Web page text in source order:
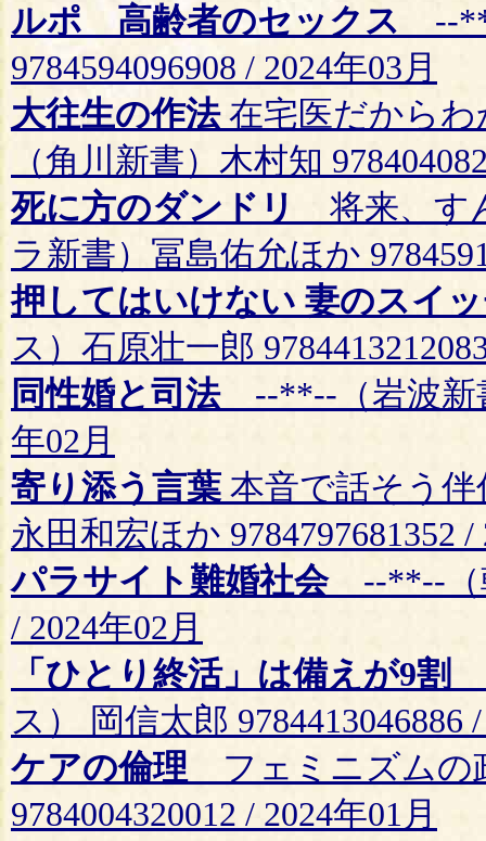
ルポ 高齢者のセックス --
9784594096908 / 2024年03月
大往生の作法在宅医だからわ
（角川新書）木村知
死に方のダンドリ
将来、す
ラ新書）冨島佑允ほか
押してはいけない 妻のスイ
ス）石原壮一郎
同性婚と司法--**--（岩波新書
年02月
寄り添う言葉本音で話そう伴
永田和宏ほか 9784797681352 /
パラサイト難婚社会--**--（朝
/ 2024年02月
「ひとり終活」は備えが9割
ス） 岡信太郎 9784413046886
ケアの倫理 フェミニズムの
9784004320012 / 2024年01月